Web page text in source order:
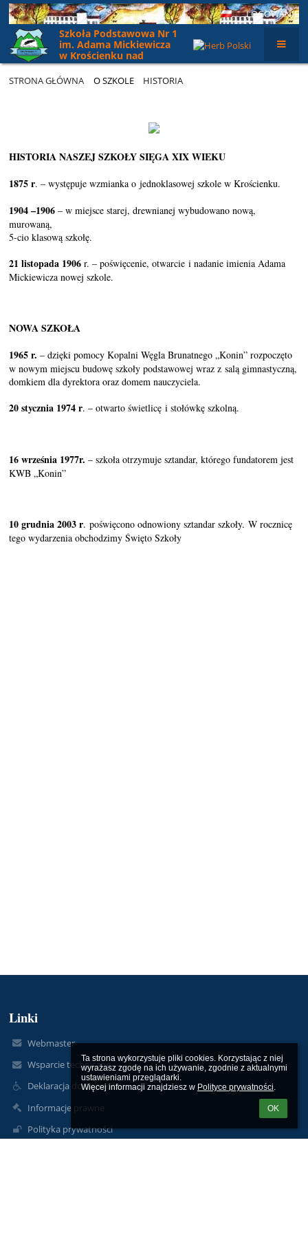
Ta strona wykorzystuje pliki cookies. Korzystając z niej
wyrażasz zgodę na ich używanie, zgodnie z aktualnymi
ustawieniami przeglądarki.
Więcej informacji znajdziesz w Polityce prywatności.
OK
LOGOWANIE
Szkoła Podstawowa Nr 1
im. Adama Mickiewicza
w Krościenku nad
Dunajcem
STRONA GŁÓWNA O SZKOLE HISTORIA
HISTORIA NASZEJ SZKOŁY SIĘGA XIX WIEKU
1875 r. – występuje wzmianka o jednoklasowej szkole w Krościenku.
1904 –1906 – w miejsce starej, drewnianej wybudowano nową,
murowaną,
5-cio klasową szkołę.
21 listopada 1906 r. – poświęcenie, otwarcie i nadanie imienia Adama
Mickiewicza nowej szkole.
NOWA SZKOŁA
1965 r. – dzięki pomocy Kopalni Węgla Brunatnego „Konin” rozpoczęto
w nowym miejscu budowę szkoły podstawowej wraz z salą gimnastyczną,
domkiem dla dyrektora oraz domem nauczyciela.
20 stycznia 1974 r. – otwarto świetlicę i stołówkę szkolną.
16 września 1977r. – szkoła otrzymuje sztandar, którego fundatorem jest
KWB „Konin”
10 grudnia 2003 r. poświęcono odnowiony sztandar szkoły. W rocznicę
tego wydarzenia obchodzimy Święto Szkoły
Linki
Webmaster
Wsparcie techniczne
Deklaracja dostępności
Informacje prawne
Polityka prywatności